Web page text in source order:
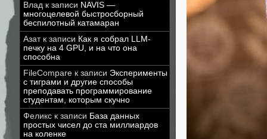
Влад к записи NAVIS —
многоцелевой быстросборный
беспилотный катамаран
Азатк записи Как я собрал LLM-
печку на 4 GPU, и на что она
способна
FileCompare к записи Эксперименты
с тиграми и другие способы
преподавать программирование
студентам, которым скучно
Феликс к записи База данных
простых чисел до ста миллиардов
на коленке